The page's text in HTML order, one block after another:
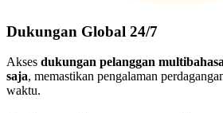
Dukungan Global 24/7
Akses dukungan pelanggan
saja, memastikan pengalaman
waktu.